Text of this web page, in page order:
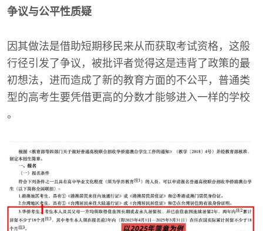
争议与公平性质疑
因其做法是借助短期移民来从而获取考试资格，这般
行径引发了争议，被批评者觉得这是违背了政策的最
初想法，进而造成了新的教育方面的不公平，普通类
型的高考生要凭借更高的分数才能够进入一样的学校
。